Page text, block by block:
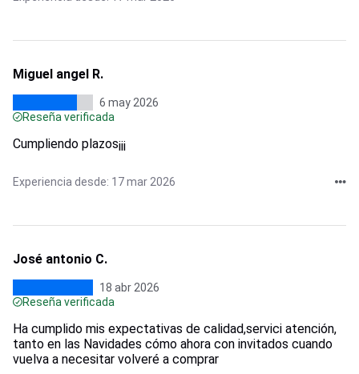
Miguel angel R.
6 may 2026
Reseña verificada
Cumpliendo plazos¡¡¡
Experiencia desde: 17 mar 2026
José antonio C.
18 abr 2026
Reseña verificada
Ha cumplido mis expectativas de calidad,servici atención,
tanto en las Navidades cómo ahora con invitados cuando
vuelva a necesitar volveré a comprar